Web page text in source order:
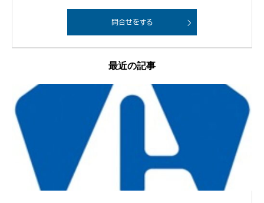
問合せをする
最近の記事